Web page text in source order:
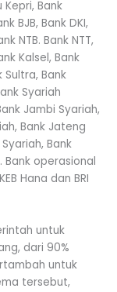
Kepri, Bank
BJB, Bank DKI,
NTB. Bank NTT,
Kalsel, Bank
Sultra, Bank
Syariah
Jambi Syariah,
Bank Jateng
Bank
Bank operasional
Hana dan BRI
untuk
dari 90%
untuk
tersebut,